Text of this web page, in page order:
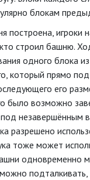
блокам
построена, игроки
строил башню.
одного блока
который прямо
его
было возможно
незавершённым
разрешено
тоже может
одновременно